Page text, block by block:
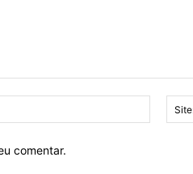
mail:*
comentar.